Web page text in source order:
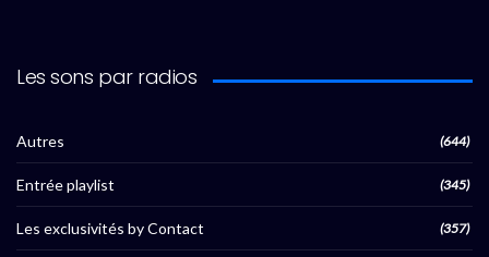
Les sons par radios
Autres (644)
Entrée playlist (345)
Les exclusivités by Contact (357)